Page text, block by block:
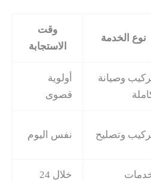
نوع الخدمة
وقت
الاستجابة
وصيانة
أولوية
قصوى
وتصليح نفس اليوم
خلال 24